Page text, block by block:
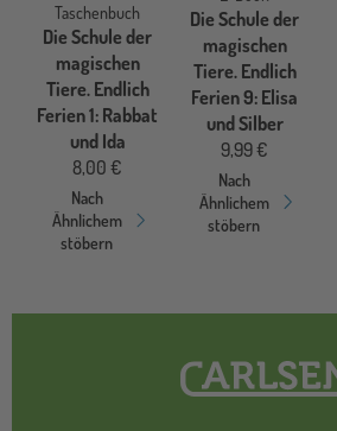
Taschenbuch
Die Schule der
magischen
Tiere. Endlich
Ferien 1: Rabbat
und Ida
8,00 €
Nach
Ähnlichem
stöbern
Die Schule der
magischen
Tiere. Endlich
Ferien 9: Elisa
und Silber
9,99 €
Nach
Ähnlichem
stöbern